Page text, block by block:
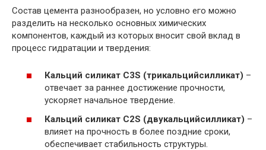
Состав цемента разнообразен, но условно его можно
разделить на несколько основных химических
компонентов, каждый из которых вносит свой вклад в
процесс гидратации и твердения:
Кальций силикат C3S (трикальцийсилликат) –
отвечает за раннее достижение прочности,
ускоряет начальное твердение.
Кальций силикат C2S (двукальцийсилликат) –
влияет на прочность в более поздние сроки,
обеспечивает стабильность структуры.